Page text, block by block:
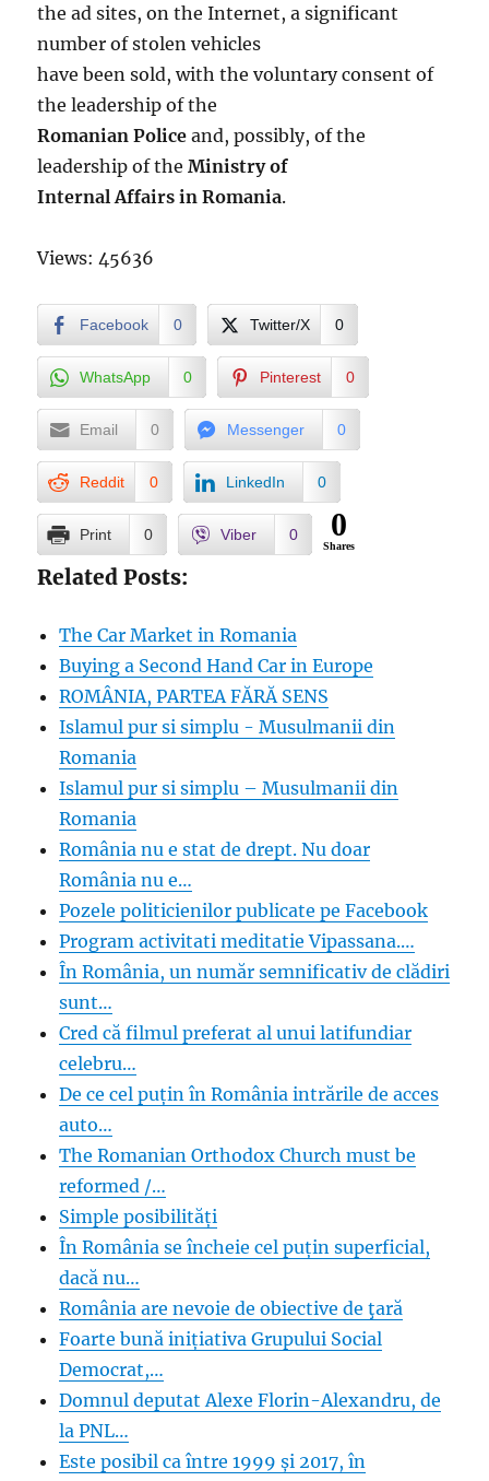
the ad sites, on the Internet, a significant
number of stolen vehicles
have been sold, with the voluntary consent of
the leadership of the
Romanian Police and, possibly, of the
leadership of theMinistry of
Internal Affairs in Romania.
Views: 45636
Facebook 0 Twitter/X 0
WhatsApp 0 Pinterest 0
Email 0 Messenger 0
Reddit 0 LinkedIn 0
Print 0 Viber 0 0
Shares
Related Posts:
The Car Market in Romania
Buying a Second Hand Car in Europe
ROMÂNIA, PARTEA FĂRĂ SENS
Islamul pur si simplu - Musulmanii din
Romania
Islamul pur si simplu – Musulmanii din
Romania
România nu e stat de drept. Nu doar
România nu e…
Pozele politicienilor publicate pe Facebook
Program activitati meditatie Vipassana.…
În România, un număr semnificativ de clădiri
sunt…
Cred că filmul preferat al unui latifundiar
celebru…
De ce cel puțin în România intrările de acces
auto…
The Romanian Orthodox Church must be
reformed /…
Simple posibilități
În România se încheie cel puțin superficial,
dacă nu…
România are nevoie de obiective de ţară
Foarte bună inițiativa Grupului Social
Democrat,…
Domnul deputat Alexe Florin-Alexandru, de
la PNL…
Este posibil ca între 1999 și 2017, în